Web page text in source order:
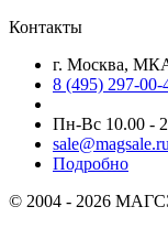
Контакты
г. Москва,
8 (495) 297-00-
Пн-Вс 10.00 -
sale@magsale.ru
Подробно
© 2004 - 2026